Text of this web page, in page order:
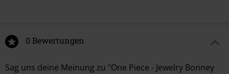
0 Bewertungen
Sag uns deine Meinung zu "One Piece - Jewelry Bonney